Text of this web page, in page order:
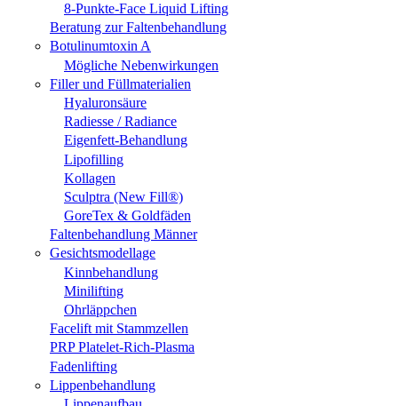
8-Punkte-Face Liquid Lifting
Beratung zur Faltenbehandlung
Botulinumtoxin A
Mögliche Nebenwirkungen
Filler und Füllmaterialien
Hyaluronsäure
Radiesse / Radiance
Eigenfett-Behandlung
Lipofilling
Kollagen
Sculptra (New Fill®)
GoreTex & Goldfäden
Faltenbehandlung Männer
Gesichtsmodellage
Kinnbehandlung
Minilifting
Ohrläppchen
Facelift mit Stammzellen
PRP Platelet-Rich-Plasma
Fadenlifting
Lippenbehandlung